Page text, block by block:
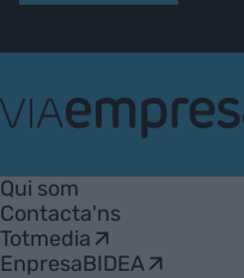
Empresa
Qui som
Contacta'ns
Totmedia
EnpresaBIDEA